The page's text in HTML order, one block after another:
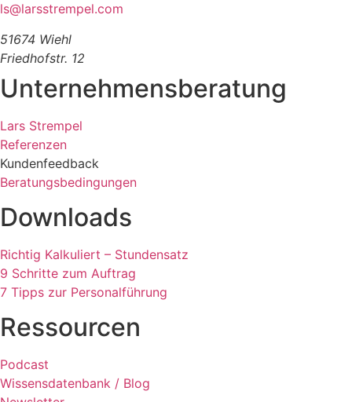
ls@larsstrempel.com
51674 Wiehl
Friedhofstr. 12
Unternehmensberatung
Lars Strempel
Referenzen
Kundenfeedback
Beratungsbedingungen
Downloads
Richtig Kalkuliert – Stundensatz
9 Schritte zum Auftrag
7 Tipps zur Personalführung
Ressourcen
Podcast
Wissensdatenbank / Blog